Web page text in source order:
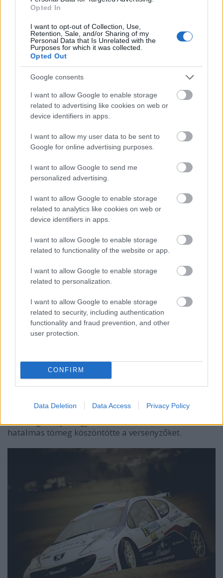
Opted In
I want to opt-out of Collection, Use,
Retention, Sale, and/or Sharing of my
Personal Data that Is Unrelated with the
Purposes for which it was collected.
Opted Out
Google consents
I want to allow Google to enable storage
related to advertising like cookies on web or
device identifiers in apps.
I want to allow my user data to be sent to
Google for online advertising purposes.
I want to allow Google to send me
personalized advertising.
I want to allow Google to enable storage
related to analytics like cookies on web or
device identifiers in apps.
I want to allow Google to enable storage
related to functionality of the website or app.
I want to allow Google to enable storage
related to personalization.
I want to allow Google to enable storage
related to security, including authentication
functionality and fraud prevention, and other
user protection.
CONFIRM
Data Deletion Data Access Privacy Policy
Annak ellenére, hogy három szakaszt is nyert, és az
első napon még az összetettben is vezetett, a
Baumschlager - Wicha páros bő egy perc hátránnyal
a dobogó harmadik fokára ért oda.
Bryan Bouffier az utolsó gyorsaságin veszítette el a
versenyt.
A dobogós rajtot egy csarnokban tartották, ahol
hatalmas tömeg köszöntötte a versenyzőket.